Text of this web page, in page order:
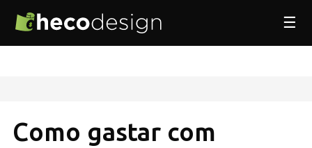
☰
Como gastar com